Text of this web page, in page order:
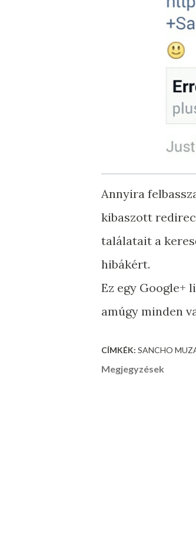
Annyira
kibaszott
találatait a
hibákért.
Ez egy Google+
amúgy minden
CÍMKÉK: SANCHO
Megjegyzések